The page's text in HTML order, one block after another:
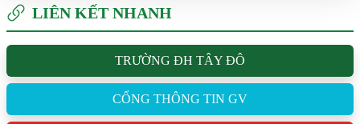
LIÊN KẾT NHANH
TRƯỜNG ĐH TÂY ĐÔ
CỔNG THÔNG TIN GV